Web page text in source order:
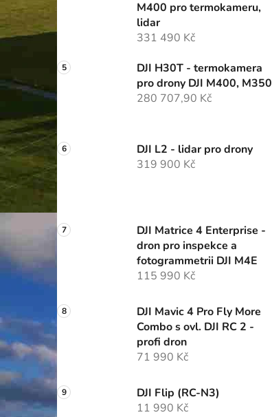
M400 pro termokameru,
lidar
331 490 Kč
DJI H30T - termokamera
pro drony DJI M400, M350
280 707,90 Kč
DJI L2 - lidar pro drony
319 900 Kč
DJI Matrice 4 Enterprise -
dron pro inspekce a
fotogrammetrii DJI M4E
115 990 Kč
DJI Mavic 4 Pro Fly More
Combo s ovl. DJI RC 2 -
profi dron
71 990 Kč
DJI Flip (RC-N3)
11 990 Kč